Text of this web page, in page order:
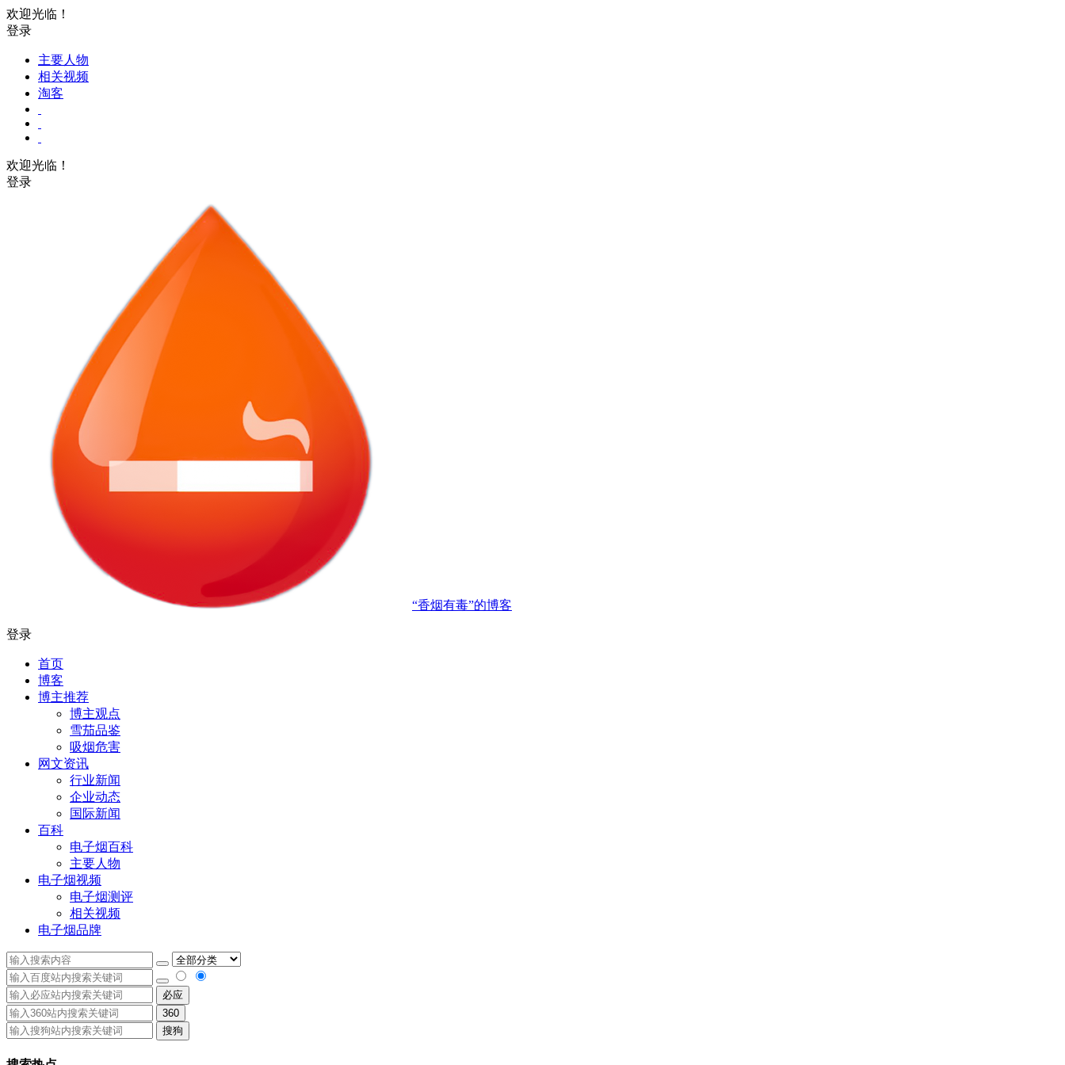
欢迎光临！
登录
主要人物
相关视频
淘客
欢迎光临！
登录
“香烟有毒”的博客
登录
首页
博客
博主推荐
博主观点
雪茄品鉴
吸烟危害
网文资讯
行业新闻
企业动态
国际新闻
百科
电子烟百科
主要人物
电子烟视频
电子烟测评
相关视频
电子烟品牌
必应
360
搜狗